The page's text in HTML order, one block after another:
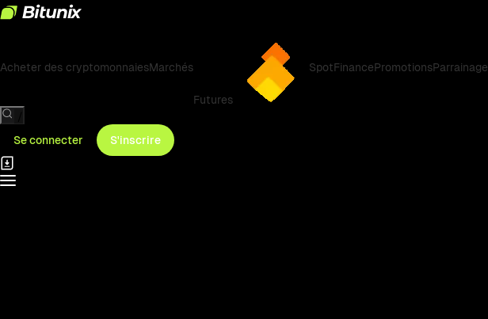
Acheter des cryptomonnaiesMarchés
Futures
SpotFinancePromotionsParrainage
Se connecter
S'inscrire